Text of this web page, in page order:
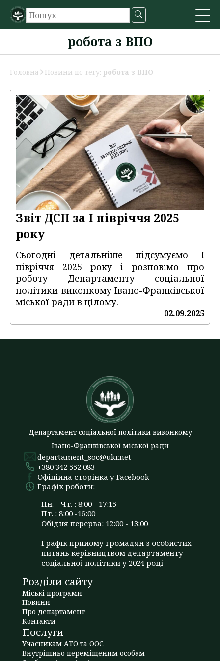
робота з ВПО
Головна Новини по тегу: робота з ВПО
Звіт ДСП за І півріччя 2025
року
Сьогодні детальніше підсумуємо І
півріччя 2025 року і розповімо про
роботу Департаменту соціальної
політики виконкому Івано-Франківської
міської ради в цілому.
02.09.2025
Департамент соціальної політики виконкому
Івано-Франківської міської ради
departament_soc@ukr.net
+380 342 552 083
Офіційна сторінка у Facebook
Графік роботи:
Пн. - Чт. : 8:00 - 17:15
Пт. : 8:00 -16:00
Обідня перерва: 12:00 - 13:00
Графік прийому громадян з особистих
питань керівництвом департаменту
соціальної політики у 2024 році
Розділи сайту
Міські програми
Новини
Про департамент
Контакти
Послуги
Учасникам АТО та ООС
Внутрішньо переміщеним особам